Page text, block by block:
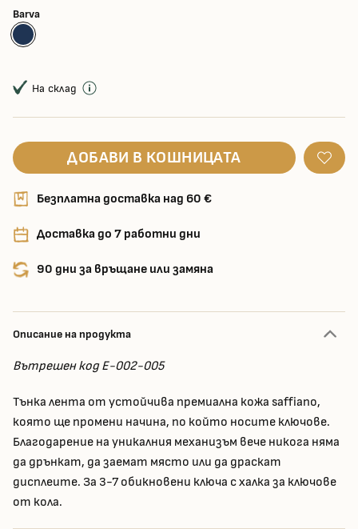
Barva
На склад
ДОБАВИ В КОШНИЦАТА
Безплатна доставка над 60 €
Доставка до 7 работни дни
90 дни за връщане или замяна
Описание на продукта
Вътрешен код E-002-005
Тънка лента от устойчива премиална кожа saffiano,
която ще промени начина, по който носите ключове.
Благодарение на уникалния механизъм вече никога няма
да дрънкат, да заемат място или да драскат
дисплеите. За 3-7 обикновени ключа с халка за ключове
от кола.